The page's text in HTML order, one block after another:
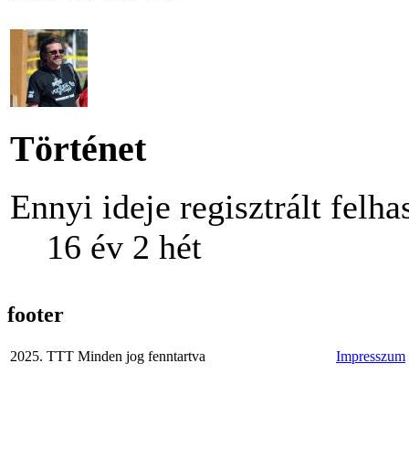
Történet
Ennyi ideje regisztrált
16 év 2 hét
footer
2025. TTT Minden jog fenntartva Impresszum